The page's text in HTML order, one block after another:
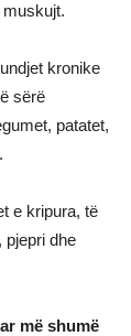
muskujt.
kronike
sërë
patatet,
e kripura, të
pjepri dhe
më shumë